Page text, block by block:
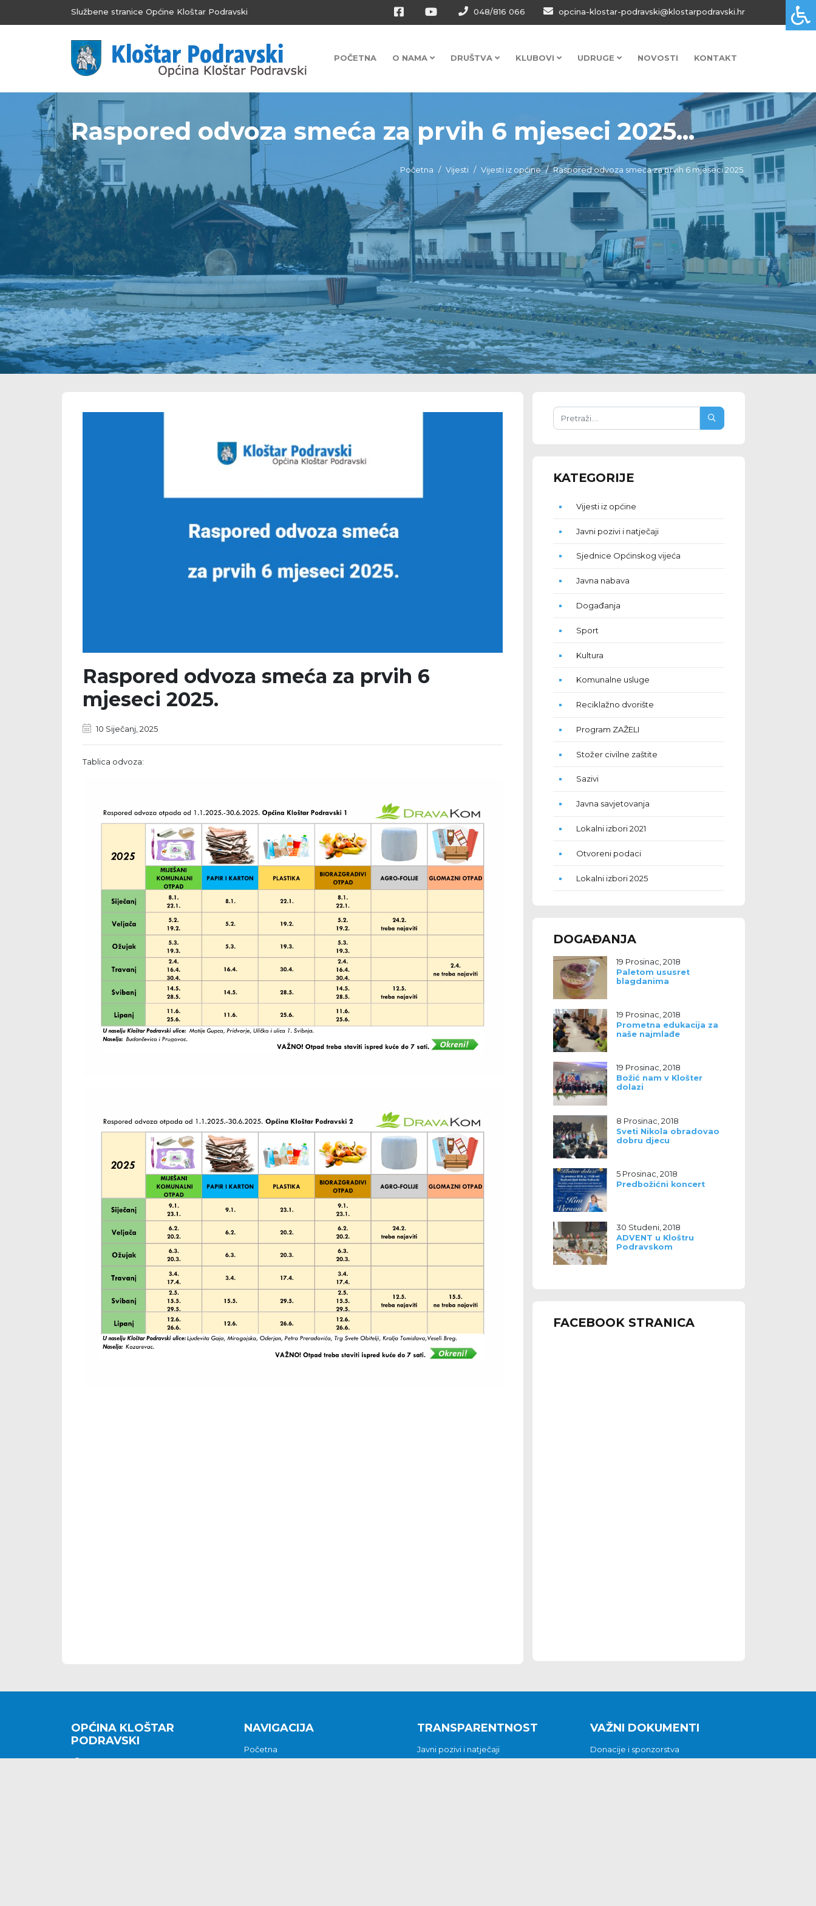
Službene stranice Općine Kloštar Podravski 048/816 066 opcina-klostar-podravski@klostarpodravski.hr
POČETNA O NAMA DRUŠTVA KLUBOVI UDRUGE NOVOSTI KONTAKT
Raspored odvoza smeća za prvih 6 mjeseci 2025...
Početna Vijesti Vijesti iz općine Raspored odvoza smeća za prvih 6 mjeseci 2025.
Raspored odvoza smeća za prvih 6
mjeseci 2025.
10 Siječanj, 2025
Tablica odvoza:
KATEGORIJE
Vijesti iz općine
Javni pozivi i natječaji
Sjednice Općinskog vijeća
Javna nabava
Događanja
Sport
Kultura
Komunalne usluge
Reciklažno dvorište
Program ZAŽELI
Stožer civilne zaštite
Sazivi
Javna savjetovanja
Lokalni izbori 2021
Otvoreni podaci
Lokalni izbori 2025
DOGAĐANJA
19 Prosinac, 2018
Paletom ususret
blagdanima
19 Prosinac, 2018
Prometna edukacija za
naše najmlađe
19 Prosinac, 2018
Božić nam v Klošter
dolazi
8 Prosinac, 2018
Sveti Nikola obradovao
dobru djecu
5 Prosinac, 2018
Predbožićni koncert
30 Studeni, 2018
ADVENT u Kloštru
Podravskom
FACEBOOK STRANICA
OPĆINA KLOŠTAR
PODRAVSKI
NAVIGACIJA
Početna
TRANSPARENTNOST
Javni pozivi i natječaji
VAŽNI DOKUMENTI
Donacije i sponzorstva